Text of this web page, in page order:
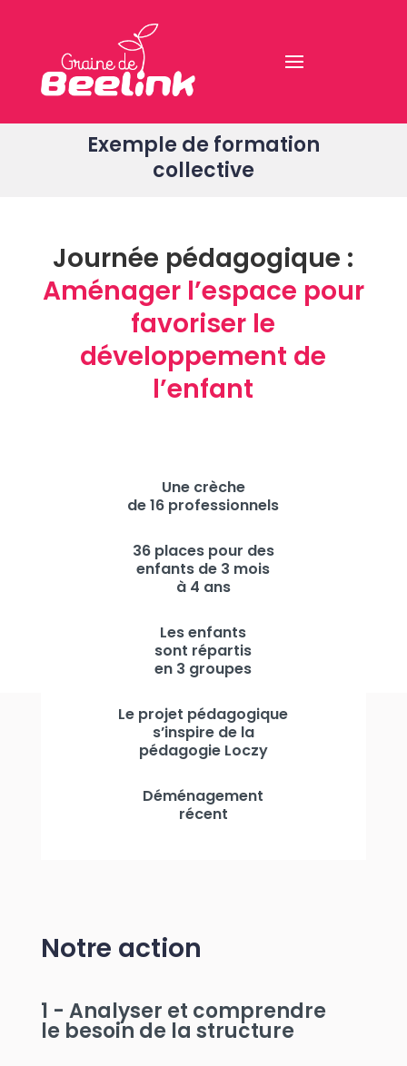
Exemple de formation
collective
Journée pédagogique :
Aménager l’espace pour
favoriser le
développement de
l’enfant
Une crèche
de 16 professionnels
36 places pour des
enfants de 3 mois
à 4 ans
Les enfants
sont répartis
en 3 groupes
Le projet pédagogique
s’inspire de la
pédagogie Loczy
Déménagement
récent
Notre action
1 - Analyser et comprendre
le besoin de la structure